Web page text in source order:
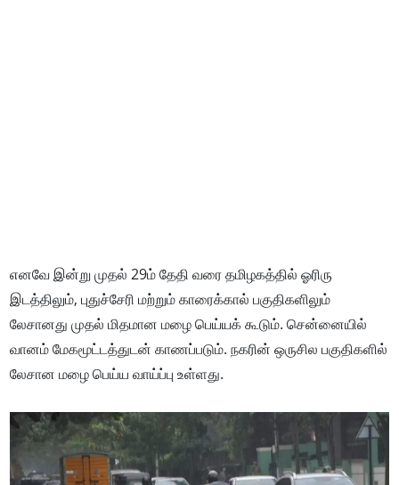
எனவே இன்று முதல் 29ம் தேதி வரை தமிழகத்தில் ஓரிரு
இடத்திலும், புதுச்சேரி மற்றும் காரைக்கால் பகுதிகளிலும்
லேசானது முதல் மிதமான மழை பெய்யக் கூடும். சென்னையில்
வானம் மேகமூட்டத்துடன் காணப்படும். நகரின் ஒருசில பகுதிகளில்
லேசான மழை பெய்ய வாய்ப்பு உள்ளது.